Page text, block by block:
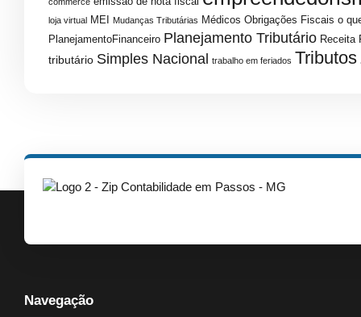
loja virtual MEI Mudanças Tributárias Médicos Obrigações Fiscais o
PlanejamentoFinanceiro Planejamento Tributário Receita
tributário Simples Nacional trabalho em feriados Tributos
Navegação